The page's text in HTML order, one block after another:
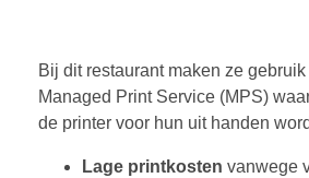
Bij dit restaurant maken ze
Managed Print Service (MPS)
de printer voor hun uit handen
Lage printkosten vanwege